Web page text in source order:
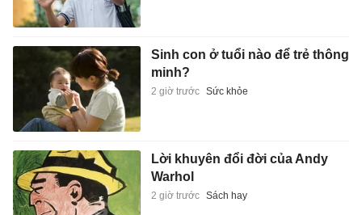
Sinh con ở tuổi nào để trẻ thông
minh?
2 giờ trước Sức khỏe
Lời khuyên đổi đời của Andy
Warhol
2 giờ trước Sách hay